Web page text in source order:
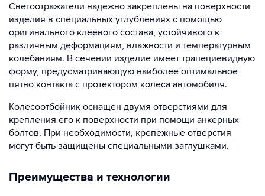
Светоотражатели надежно закреплены на поверхности
изделия в специальных углублениях с помощью
оригинального клеевого состава, устойчивого к
различным деформациям, влажности и температурным
колебаниям. В сечении изделие имеет трапециевидную
форму, предусматривающую наиболее оптимальное
пятно контакта с протектором колеса автомобиля.
Колесоотбойник оснащен двумя отверстиями для
крепления его к поверхности при помощи анкерных
болтов. При необходимости, крепежные отверстия
могут быть защищены специальными заглушками.
Преимущества и технологии